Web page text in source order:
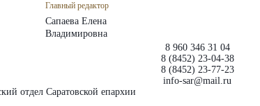
8 960 346 31 04
8 (8452) 23-04-38
8 (8452) 23-77-23
info-sar@mail.ru
Главный редактор
Сапаева Елена
Владимировна
отдел Саратовской епархии